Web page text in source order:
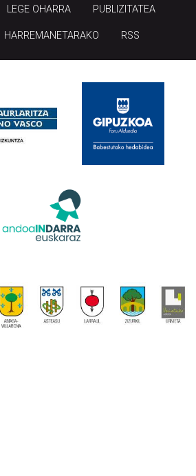
LEGE OHARRA PUBLIZITATEA
HARREMANETARAKO RSS